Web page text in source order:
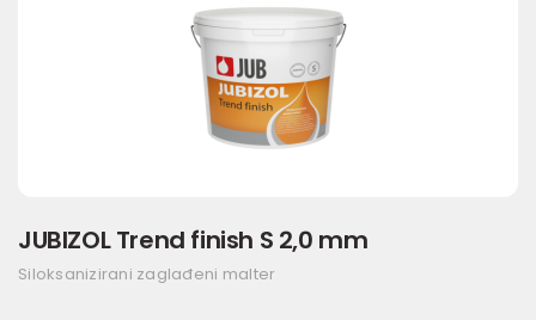
JUBIZOL Trend finish S 2,0 mm
Siloksanizirani zaglađeni malter